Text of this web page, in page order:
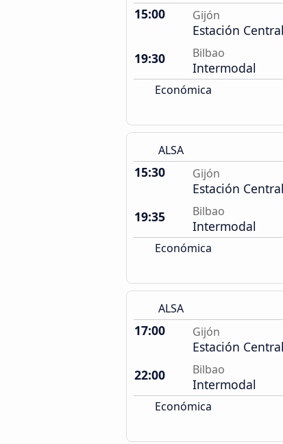
15:00 Gijón
Estación
19:30
Bilbao
Intermodal
Económica
ALSA
15:30 Gijón
Estación
19:35
Bilbao
Intermodal
Económica
ALSA
17:00 Gijón
Estación
22:00
Bilbao
Intermodal
Económica